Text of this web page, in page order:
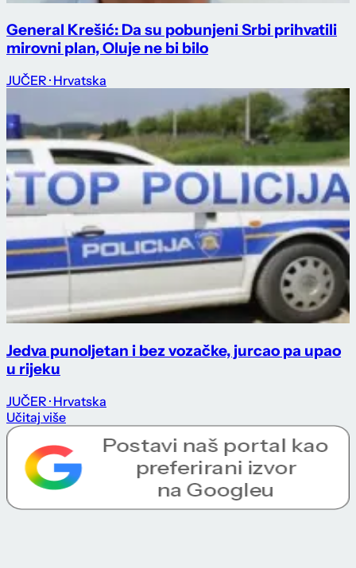
General Krešić: Da su pobunjeni Srbi prihvatili
mirovni plan, Oluje ne bi bilo
JUČER · Hrvatska
Jedva punoljetan i bez vozačke, jurcao pa upao
u rijeku
JUČER · Hrvatska
Učitaj više